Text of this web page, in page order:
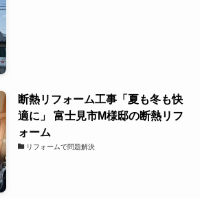
断熱リフォーム工事「夏も冬も快
適に」 富士見市M様邸の断熱リフ
ォーム
リフォームで問題解決